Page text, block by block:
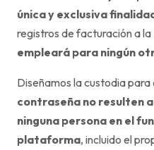
única y exclusiva
registros de facturación a
empleará para ningún
Diseñamos la custodia para
contraseña no resulten
ninguna persona en el
plataforma, incluido el